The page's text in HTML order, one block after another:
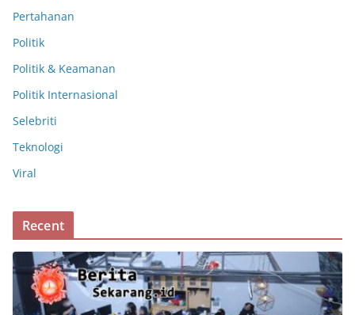
Pertahanan
Politik
Politik & Keamanan
Politik Internasional
Selebriti
Teknologi
Viral
Recent